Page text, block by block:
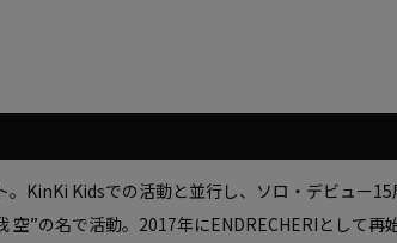
KinKi Kidsでの活動と並行し、ソロ・デビュー
”の名で活動。2017年にENDRECHERIとして